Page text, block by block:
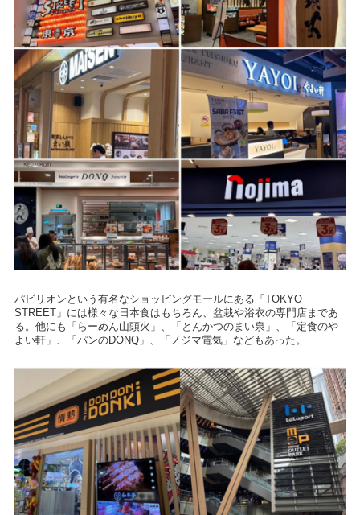
パビリオンという有名なショッピングモールにある「TOKYO
STREET」には様々な日本食はもちろん、盆栽や浴衣の専門店まであ
る。他にも「らーめん山頭火」、「とんかつのまい泉」、「定食のや
よい軒」、「パンのDONQ」、「ノジマ電気」などもあった。